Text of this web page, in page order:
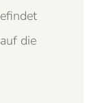
die